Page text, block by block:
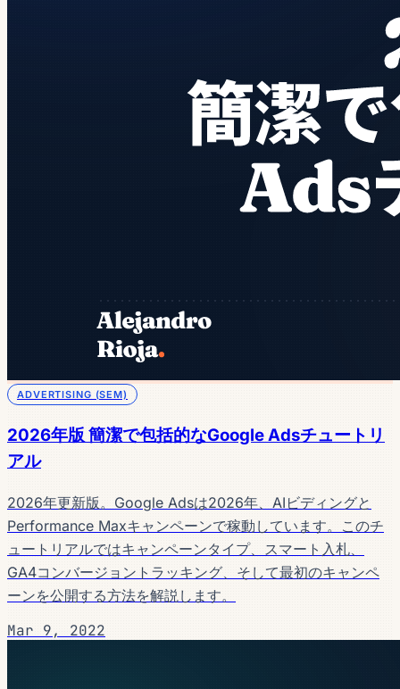
ADVERTISING (SEM)
2026年版 簡潔で包括的なGoogle Adsチュートリ
アル
2026年更新版。Google Adsは2026年、AIビディングと
Performance Maxキャンペーンで稼動しています。このチ
ュートリアルではキャンペーンタイプ、スマート入札、
GA4コンバージョントラッキング、そして最初のキャンペ
ーンを公開する方法を解説します。
Mar 9, 2022